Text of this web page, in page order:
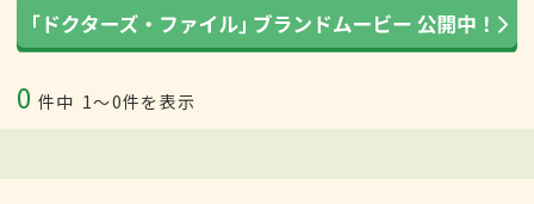
0 件中 1〜0件を表示